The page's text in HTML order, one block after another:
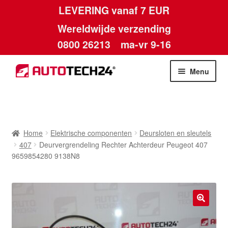
LEVERING vanaf 7 EUR
Wereldwijde verzending
0800 26213 ma-vr 9-16
Skip
to
Skip
to
Menu
Algemene voorwaarden
Betalingen
Home Elektrische componenten
Deursloten en sleutels
407
Deurvergrendeling Rechter Achterdeur Peugeot 407
9659854280 9138N8